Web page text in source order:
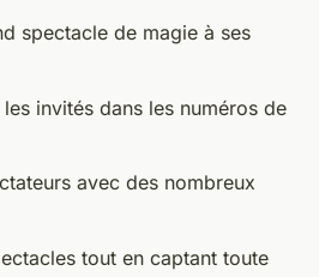
spectacle de magie à ses
invités dans les numéros de
avec des nombreux
tout en captant toute